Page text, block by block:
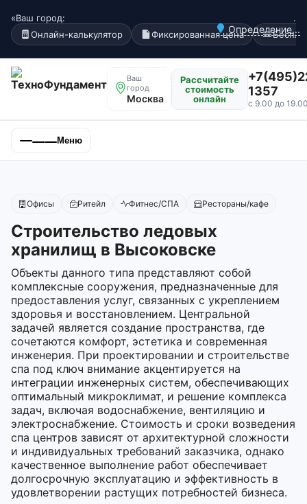
«Ваш город:
Определение...
.
Онлайн-калькулятор
Фиксированная цена
Ваш
город
Москва
Рассчитайте
стоимость
онлайн
1357
с 9.00 до
Меню
Офисы Ритейл Фитнес/СПА Рестораны/кафе
Строительство ледовых
хранилищ в Высоковске
Объекты данного типа представляют собой
комплексные сооружения, предназначенные для
предоставления услуг, связанных с укреплением
здоровья и восстановлением. Центральной
задачей является создание пространства, где
сочетаются комфорт, эстетика и современная
инженерия. При проектировании и строительстве
спа под ключ внимание акцентируется на
интеграции инженерных систем, обеспечивающих
оптимальный микроклимат, и решение комплекса
задач, включая водоснабжение, вентиляцию и
электроснабжение. Стоимость и сроки возведения
спа центров зависят от архитектурной сложности
и индивидуальных требований заказчика, однако
качественное выполнение работ обеспечивает
долгосрочную эксплуатацию и эффективность в
удовлетворении растущих потребностей бизнеса.